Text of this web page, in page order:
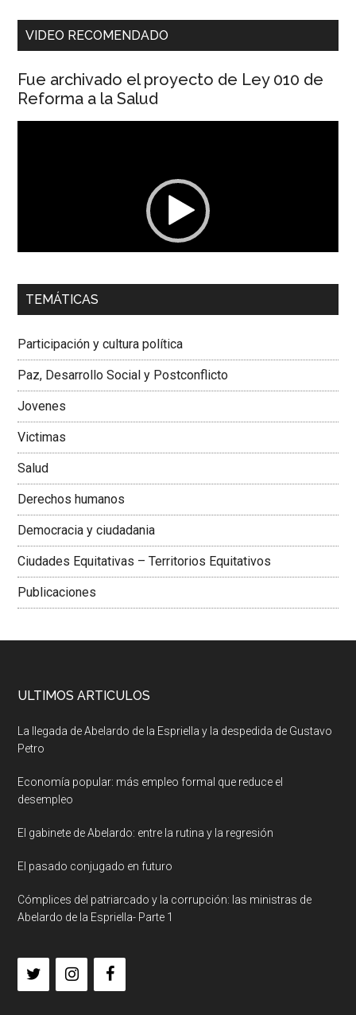
VIDEO RECOMENDADO
Fue archivado el proyecto de Ley 010 de
Reforma a la Salud
00:00 01:04
Dra. Carolina Corcho Mejía,Presidenta Corporación
Colombiana
TEMÁTICAS
Participación y cultura política
Paz, Desarrollo Social y Postconflicto
Jovenes
Victimas
Salud
Derechos humanos
Democracia y ciudadania
Ciudades Equitativas – Territorios Equitativos
Publicaciones
ULTIMOS ARTICULOS
La llegada de Abelardo de la Espriella y la despedida de Gustavo
Petro
Economía popular: más empleo formal que reduce el
desempleo
El gabinete de Abelardo: entre la rutina y la regresión
El pasado conjugado en futuro
Cómplices del patriarcado y la corrupción: las ministras de
Abelardo de la Espriella- Parte 1